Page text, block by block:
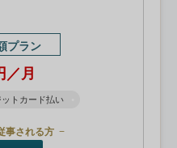
プラン
／月
ットカード払い
事される方